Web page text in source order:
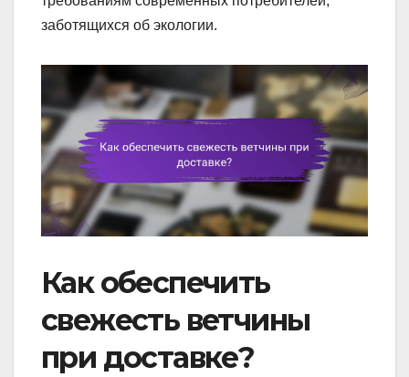
заботящихся об экологии.
Как обеспечить
свежесть ветчины
при доставке?